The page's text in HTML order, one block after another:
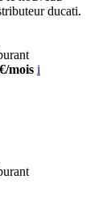
ducati.
mois i